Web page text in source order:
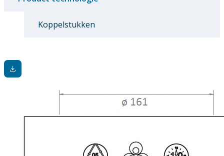
Koppelstukken